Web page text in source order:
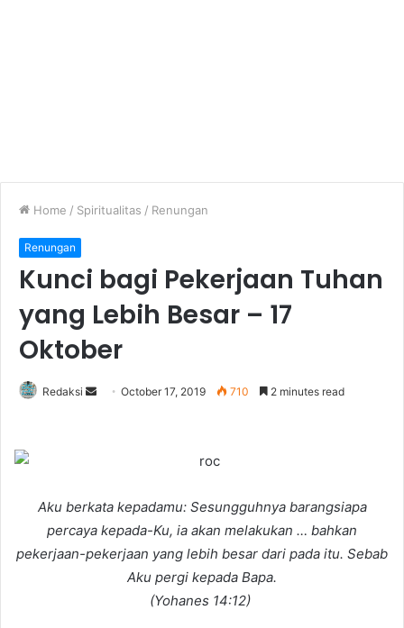
Home / Spiritualitas / Renungan
Renungan
Kunci bagi Pekerjaan Tuhan
yang Lebih Besar – 17
Oktober
Redaksi October 17, 2019 710 2 minutes read
Aku berkata kepadamu: Sesungguhnya barangsiapa
percaya kepada-Ku, ia akan melakukan … bahkan
pekerjaan-pekerjaan yang lebih besar dari pada itu. Sebab
Aku pergi kepada Bapa.
(Yohanes 14:12)